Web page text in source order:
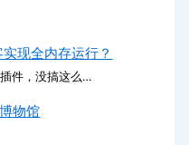
现全内存运行？
件，没搞这么…
物馆